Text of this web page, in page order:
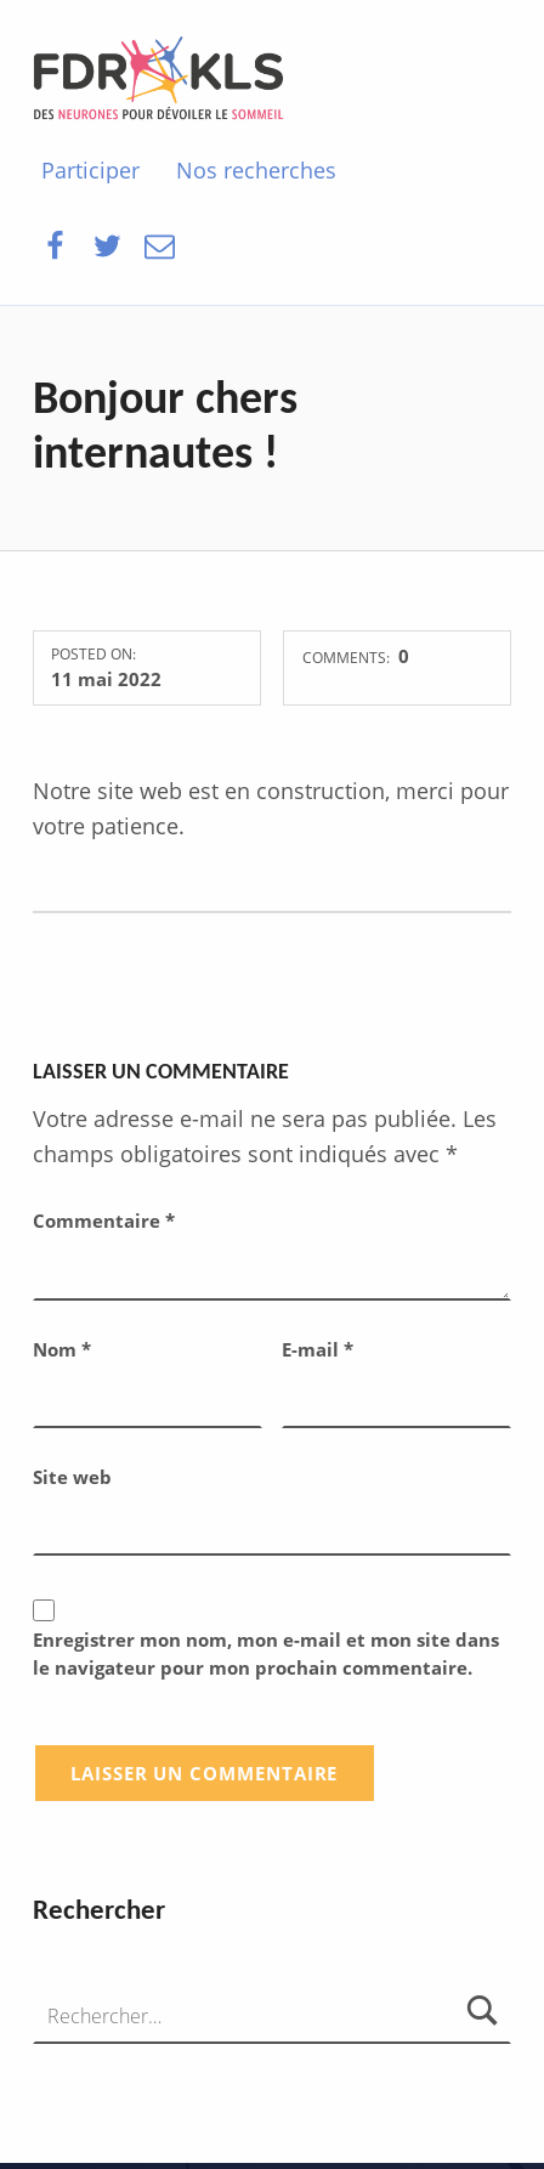
Participer Nos recherches
Bonjour chers
internautes !
POSTED ON:
11 mai 2022
COMMENTS: 0
Notre site web est en construction, merci pour
votre patience.
Skip back to main navigation
LAISSER UN COMMENTAIRE
Votre adresse e-mail ne sera pas publiée. Les
champs obligatoires sont indiqués avec *
Commentaire *
Nom * E-mail *
Site web
Enregistrer mon nom, mon e-mail et mon site dans
le navigateur pour mon prochain commentaire.
Rechercher